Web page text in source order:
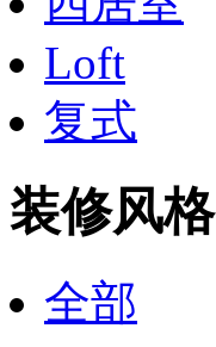
Loft
复式
装修风格
全部